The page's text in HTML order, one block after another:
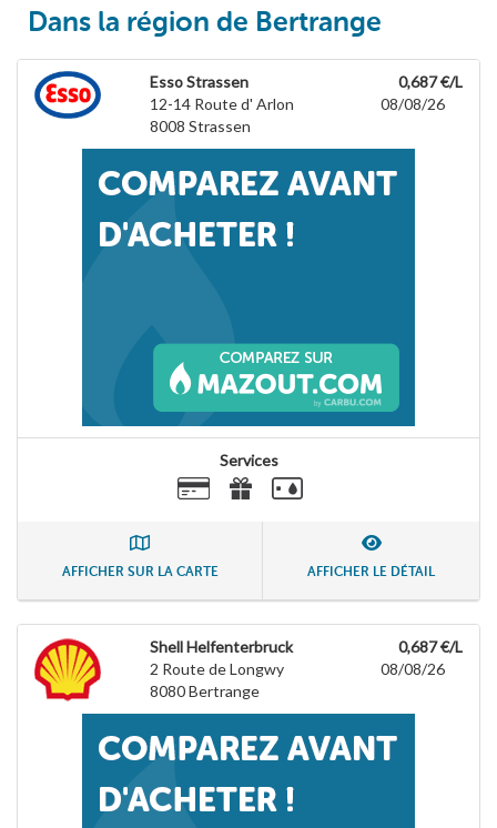
Dans la région de Bertrange
Esso Strassen
12-14 Route d' Arlon
8008 Strassen
0,687 €/L
08/08/26
Services
AFFICHER SUR LA CARTE AFFICHER LE DÉTAIL
Shell Helfenterbruck
2 Route de Longwy
8080Bertrange
0,687 €/L
08/08/26